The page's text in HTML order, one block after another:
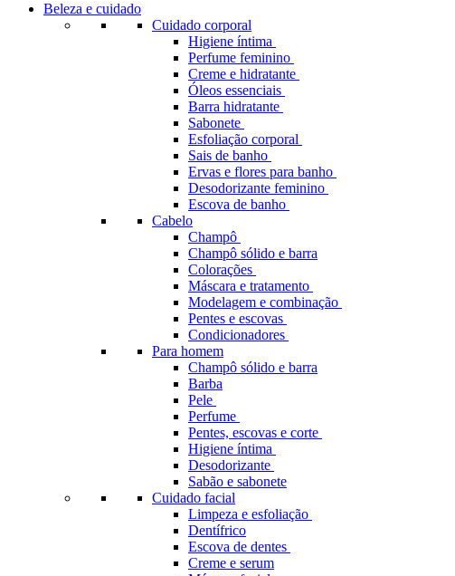
Beleza e cuidado
Cuidado corporal
Higiene íntima
Perfume feminino
Creme e hidratante
Óleos essenciais
Barra hidratante
Sabonete
Esfoliação corporal
Sais de banho
Ervas e flores para banho
Desodorizante feminino
Escova de banho
Cabelo
Champô
Champô sólido e barra
Colorações
Máscara e tratamento
Modelagem e combinação
Pentes e escovas
Condicionadores
Para homem
Champô sólido e barra
Barba
Pele
Perfume
Pentes, escovas e corte
Higiene íntima
Desodorizante
Sabão e sabonete
Cuidado facial
Limpeza e esfoliação
Dentífrico
Escova de dentes
Creme e serum